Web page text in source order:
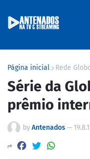
Página inicial Rede
Série da
prêmio
byAntenados—